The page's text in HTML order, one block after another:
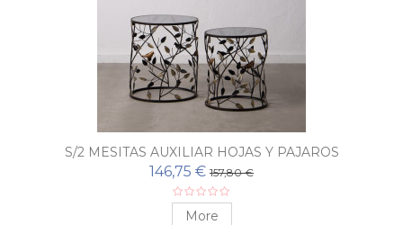
S/2 MESITAS AUXILIAR HOJAS Y PAJAROS
146,75 € 157,80 €
More